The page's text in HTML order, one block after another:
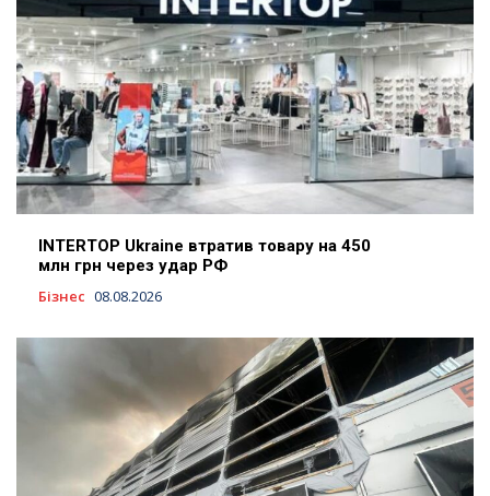
INTERTOP Ukraine втратив товару на 450
млн грн через удар РФ
Бізнес 08.08.2026